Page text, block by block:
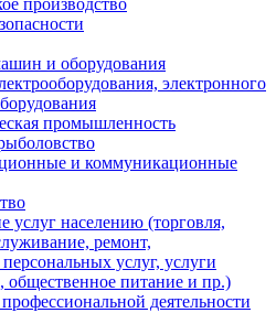
производство
и оборудования
электронного
промышленность
и коммуникационные
услуг населению (торговля,
ремонт,
услуг, услуги
общественное питание и пр.)
деятельности